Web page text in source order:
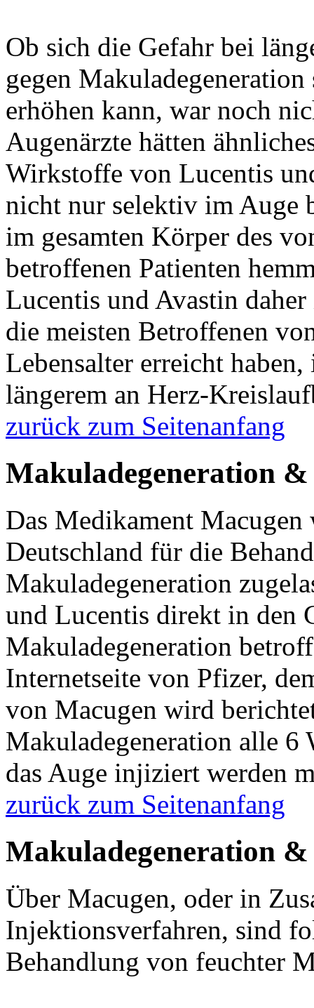
Ob sich die Gefahr bei
gegen
erhöhen kann, war noch
Augenärzte hätten
Wirkstoffe von Lucentis
nicht nur selektiv im Auge
im gesamten Körper des
betroffenen Patienten
Lucentis und Avastin daher
die meisten Betroffenen
Lebensalter erreicht
längerem an Herz-
zurück zum Seitenanfang
Makuladegeneration
Das Medikament
Deutschland für die
Makuladegeneration
und Lucentis direkt in den
Makuladegeneration
Internetseite von Pfizer,
von Macugen wird
Makuladegeneration alle 6
das Auge injiziert werden
zurück zum Seitenanfang
Makuladegeneration
Über Macugen, oder in
Injektionsverfahren, sind
Behandlung von feuchter